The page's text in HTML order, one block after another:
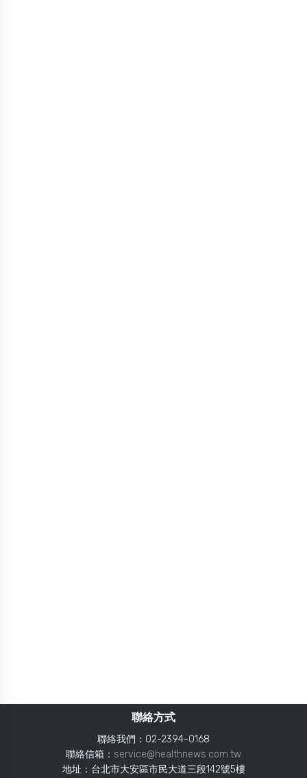
聯絡方式
聯絡我們：02-2394-0168
聯絡信箱： service@healthnews.com.tw
地址：台北市大安區市民大道三段142號5樓